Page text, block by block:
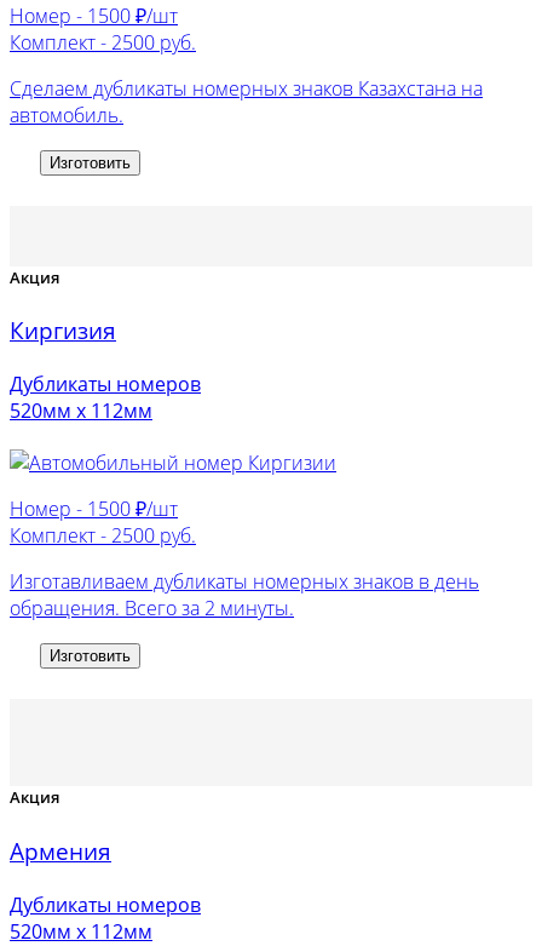
Номер - 1500 ₽/шт
Комплект - 2500 руб.
Сделаем дубликаты номерных знаков Казахстана на
автомобиль.
Изготовить
Акция
Киргизия
Дубликаты номеров
520мм х 112мм
Номер - 1500 ₽/шт
Комплект - 2500 руб.
Изготавливаем дубликаты номерных знаков в день
обращения. Всего за 2 минуты.
Изготовить
Акция
Армения
Дубликаты номеров
520мм х 112мм